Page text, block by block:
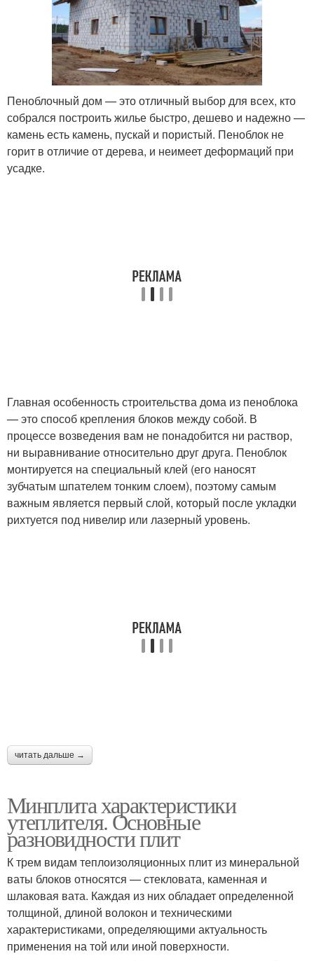
Пеноблочный дом — это отличный выбор для всех, кто
собрался построить жилье быстро, дешево и надежно —
камень есть камень, пускай и пористый. Пеноблок не
горит в отличие от дерева, и неимеет деформаций при
усадке.
Главная особенность строительства дома из пеноблока
— это способ крепления блоков между собой. В
процессе возведения вам не понадобится ни раствор,
ни выравнивание относительно друг друга. Пеноблок
монтируется на специальный клей (его наносят
зубчатым шпателем тонким слоем), поэтому самым
важным является первый слой, который после укладки
рихтуется под нивелир или лазерный уровень.
читать дальше →
Минплита характеристики
утеплителя. Основные
разновидности плит
К трем видам теплоизоляционных плит из минеральной
ваты блоков относятся — стекловата, каменная и
шлаковая вата. Каждая из них обладает определенной
толщиной, длиной волокон и техническими
характеристиками, определяющими актуальность
применения на той или иной поверхности.